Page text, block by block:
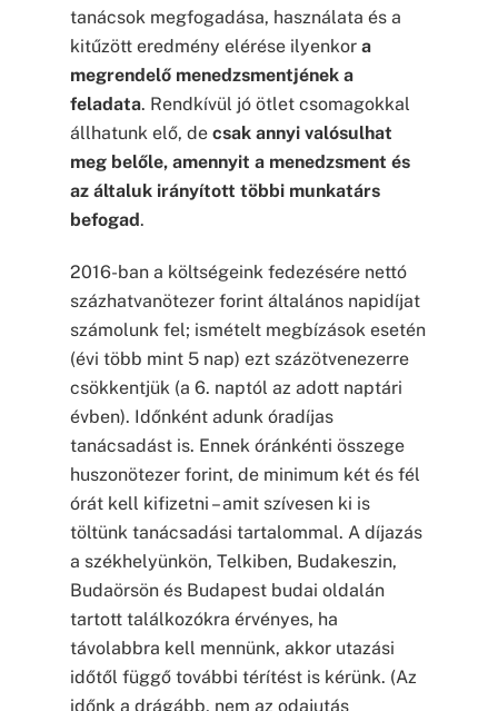
tanácsok megfogadása, használata és a
kitűzött eredmény elérése ilyenkor a
megrendelő menedzsmentjének a
feladata. Rendkívül jó ötlet csomagokkal
állhatunk elő, de csak annyi valósulhat
meg belőle, amennyit a menedzsment és
az általuk irányított többi munkatárs
befogad.
2016-ban a költségeink fedezésére nettó
százhatvanötezer forint általános napidíjat
számolunk fel; ismételt megbízások esetén
(évi több mint 5 nap) ezt százötvenezerre
csökkentjük (a 6. naptól az adott naptári
évben). Időnként adunk óradíjas
tanácsadást is. Ennek óránkénti összege
huszonötezer forint, de minimum két és fél
órát kell kifizetni – amit szívesen ki is
töltünk tanácsadási tartalommal. A díjazás
a székhelyünkön, Telkiben, Budakeszin,
Budaörsön és Budapest budai oldalán
tartott találkozókra érvényes, ha
távolabbra kell mennünk, akkor utazási
időtől függő további térítést is kérünk. (Az
időnk a drágább, nem az odajutás